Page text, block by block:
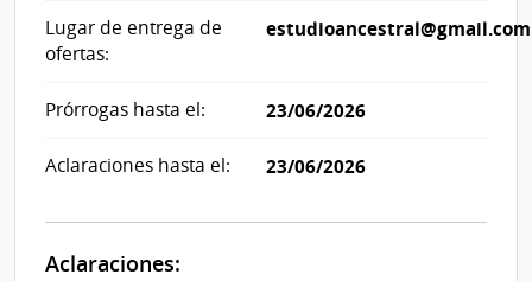
Lugar de entrega de
ofertas:
estudioancestral@gmail.com
Prórrogas hasta el: 23/06/2026
Aclaraciones hasta el: 23/06/2026
Aclaraciones: